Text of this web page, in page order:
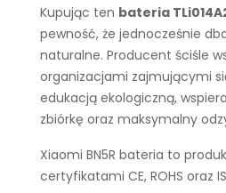
Kupując ten bateria
pewność, że jednocześnie
naturalne. Producent ściśle
organizacjami zajmującymi
edukacją ekologiczną,
zbiórkę oraz maksymalny
Xiaomi BN5R bateria to
certyfikatami CE, ROHS oraz